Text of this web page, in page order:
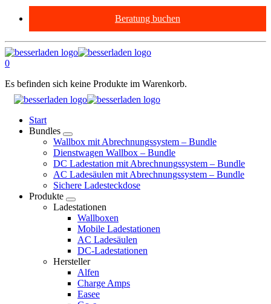
Beratung buchen
0
Es befinden sich keine Produkte im Warenkorb.
Start
Bundles
Wallbox mit Abrechnungssystem – Bundle
Dienstwagen Wallbox – Bundle
DC Ladestation mit Abrechnungssystem – Bundle
AC Ladesäulen mit Abrechnungssystem – Bundle
Sichere Ladesteckdose
Produkte
Ladestationen
Wallboxen
Mobile Ladestationen
AC Ladesäulen
DC-Ladestationen
Hersteller
Alfen
Charge Amps
Easee